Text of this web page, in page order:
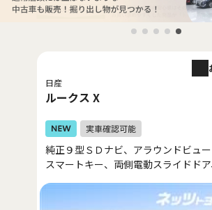
日産
ルークス X
純正９型ＳＤナビ、アラウンドビュー
スマートキー、両側電動スライドド